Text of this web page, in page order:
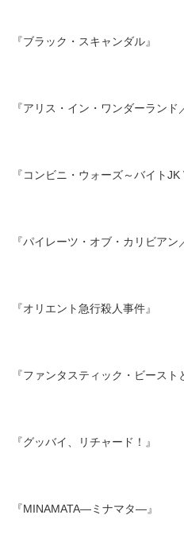
『ブラック・スキャンダル』
『アリス・イン・ワンダーランド
『コンビニ・ウォーズ～バイトJK
『パイレーツ・オブ・カリビアン
『オリエント急行殺人事件』
『ファンタスティック・ビースト
『グッバイ、リチャード！』
『MINAMATA―ミナマタ—』